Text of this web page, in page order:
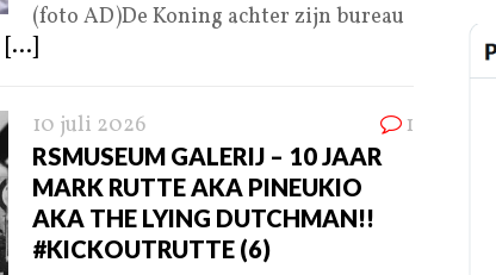
(foto AD)De Koning achter zijn bureau
[...]
10 juli 2026 1
RSMUSEUM GALERIJ – 10 JAAR
MARK RUTTE AKA PINEUKIO
AKA THE LYING DUTCHMAN!!
#KICKOUTRUTTE (6)